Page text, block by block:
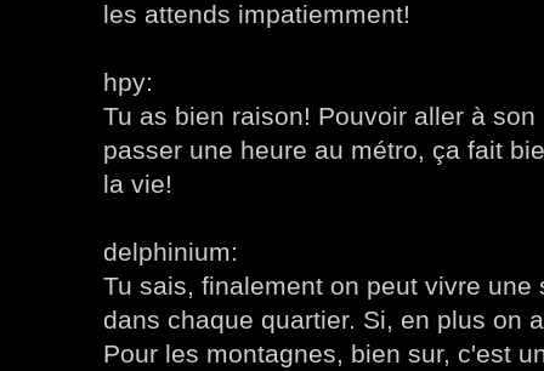
les attends impatiemment!
hpy:
Tu as bien raison! Pouvoir aller à
passer une heure au métro, ça fait
la vie!
delphinium:
Tu sais, finalement on peut vivre une
dans chaque quartier. Si, en plus on
Pour les montagnes, bien sur, c'est